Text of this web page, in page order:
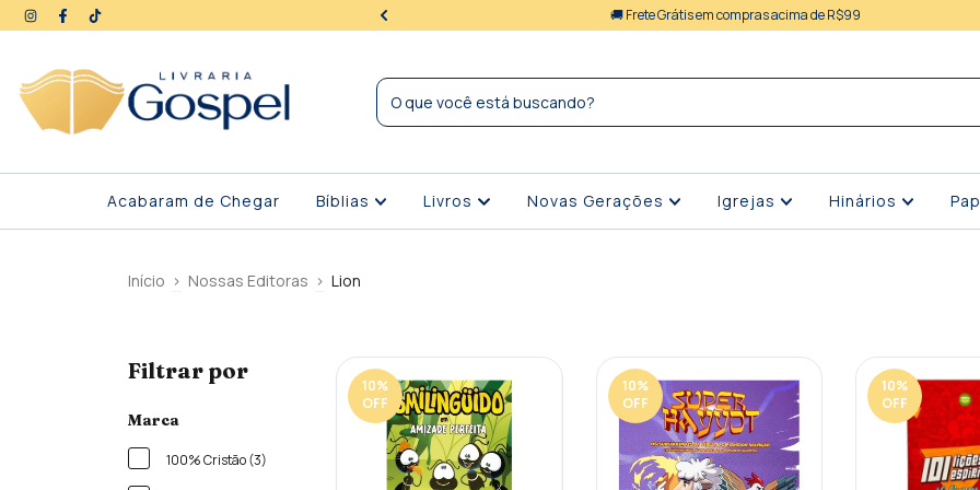
| Seus dados protegidos 🚚 Frete Grátis em compras acima de R$99
Acabaram de Chegar Bíblias Livros Novas Gerações Igrejas Hinários
Início > Nossas Editoras > Lion
Filtrar por
Marca
100% Cristão (3)
10%
OFF
10%
OFF
10%
OFF